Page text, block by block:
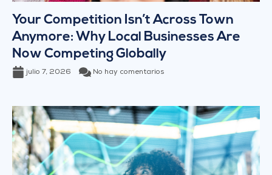
Your Competition Isn’t Across Town
Anymore: Why Local Businesses Are
Now Competing Globally
julio 7, 2026 No hay comentarios